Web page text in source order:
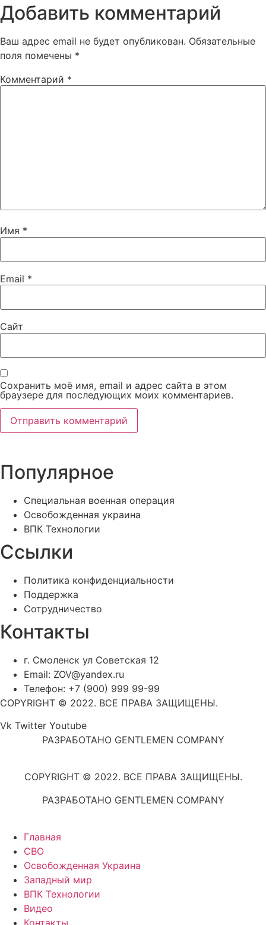
Добавить комментарий
Ваш адрес email не будет опубликован. Обязательные
поля помечены *
Комментарий *
Имя *
Email *
Сайт
Сохранить моё имя, email и адрес сайта в этом
браузере для последующих моих комментариев.
Популярное
Специальная военная операция
Освобожденная украина
ВПК Технологии
Ссылки
Политика конфиденциальности
Поддержка
Сотрудничество
Контакты
г. Смоленск ул Советская 12
Email: ZOV@yandex.ru
Телефон: +7 (900) 999 99-99
COPYRIGHT © 2022. ВСЕ ПРАВА ЗАЩИЩЕНЫ.
Vk Twitter Youtube
РАЗРАБОТАНО GENTLEMEN COMPANY
COPYRIGHT © 2022. ВСЕ ПРАВА ЗАЩИЩЕНЫ.
РАЗРАБОТАНО GENTLEMEN COMPANY
Главная
СВО
Освобожденная Украина
Западный мир
ВПК Технологии
Видео